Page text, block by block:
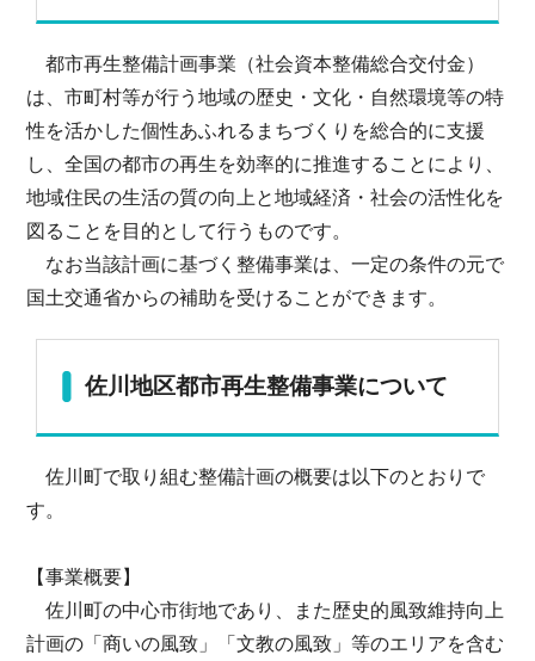
都市再生整備計画事業（社会資本整備総合交付金）
は、市町村等が行う地域の歴史・文化・自然環境等の特
性を活かした個性あふれるまちづくりを総合的に支援
し、全国の都市の再生を効率的に推進することにより、
地域住民の生活の質の向上と地域経済・社会の活性化を
図ることを目的として行うものです。
なお当該計画に基づく整備事業は、一定の条件の元で
国土交通省からの補助を受けることができます。
佐川地区都市再生整備事業について
佐川町で取り組む整備計画の概要は以下のとおりで
す。
【事業概要】
佐川町の中心市街地であり、また歴史的風致維持向上
計画の「商いの風致」「文教の風致」等のエリアを含む